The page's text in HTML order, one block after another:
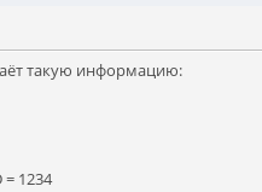
такую информацию:
= 1234